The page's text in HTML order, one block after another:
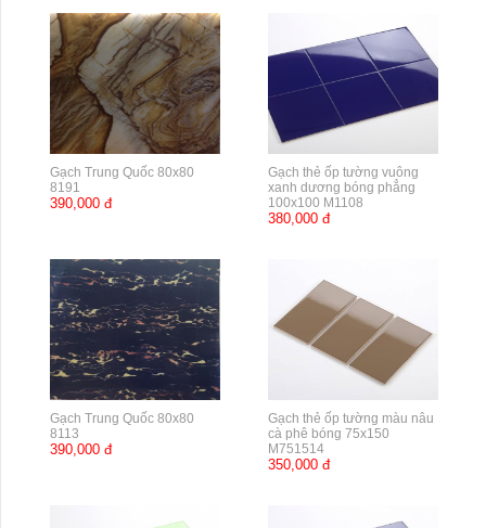
Gạch Trung Quốc 80x80
8191
390,000 đ
Gạch thẻ ốp tường vuông
xanh dương bóng phẳng
100x100 M1108
380,000 đ
Gạch Trung Quốc 80x80
8113
390,000 đ
Gạch thẻ ốp tường màu nâu
cà phê bóng 75x150
M751514
350,000 đ